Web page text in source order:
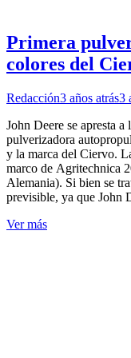
Primera
colores del
Redacción3 años atrás3
John Deere se apresta
pulverizadora
y la marca del Ciervo.
marco de Agritechnica
Alemania). Si bien se
previsible, ya que John
Ver más